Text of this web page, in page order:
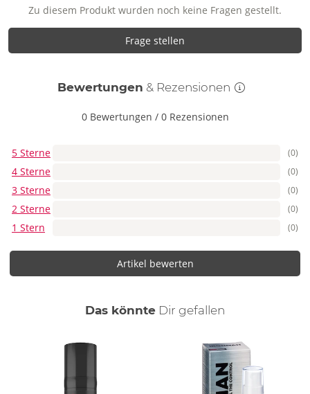
Zu diesem Produkt wurden noch keine Fragen gestellt.
Frage stellen
Bewertungen & Rezensionen
0 Bewertungen / 0 Rezensionen
5 Sterne (0)
4 Sterne (0)
3 Sterne (0)
2 Sterne (0)
1 Stern (0)
Artikel bewerten
Das könnte Dir auch
gefallen